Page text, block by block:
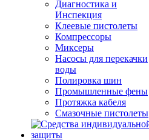
Диагностика и
Инспекция
Клеевые пистолеты
Компрессоры
Миксеры
Насосы для перекачки
воды
Полировка шин
Промышленные фены
Протяжка кабеля
Смазочные пистолеты